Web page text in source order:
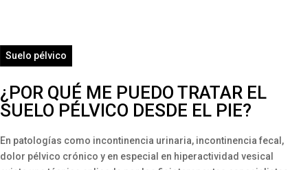
Suelo pélvico
¿POR QUÉ ME PUEDO TRATAR EL
SUELO PÉLVICO DESDE EL PIE?
En patologías como incontinencia urinaria, incontinencia fecal,
dolor pélvico crónico y en especial en hiperactividad vesical